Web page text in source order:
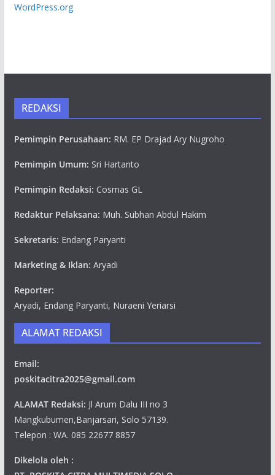
WordPress.org
REDAKSI
Pemimpin Perusahaan: RM. EP Drajad Ary Nugroho
Pemimpin Umum: Sri Hartanto
Pemimpin Redaksi: Cosmas GL
Redaktur Pelaksana: Muh. Subhan Abdul Hakim
Sekretaris: Endang Paryanti
Marketing & Iklan: Aryadi
Reporter:
Aryadi, Endang Paryanti, Nuraeni Yeriarsi
ALAMAT REDAKSI
Email:
poskitacitra2025@gmail.com
ALAMAT Redaksi: Jl Arum Dalu III no 3
Mangkubumen,Banjarsari, Solo 57139.
Telepon : WA. 085 22677 8857
Dikelola oleh :